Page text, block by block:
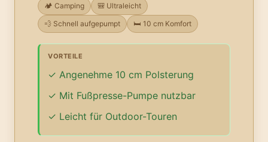
🏕️ Camping
🎒 Ultraleicht
💨 Schnell aufgepumpt
🛏️ 10 cm Komfort
VORTEILE
Angenehme 10 cm Polsterung
Mit Fußpresse-Pumpe nutzbar
Leicht für Outdoor-Touren